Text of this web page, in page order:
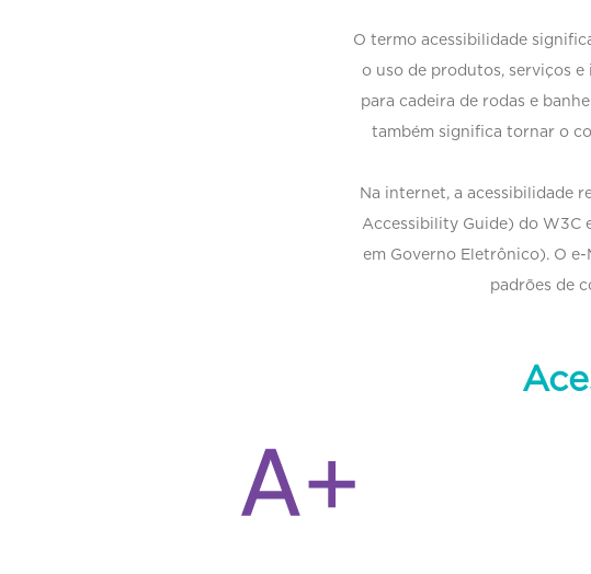
O termo acessibilidade
o uso de produtos, serviços e
para cadeira de rodas e
também significa tornar o
Na internet, a acessibilidade
Accessibility Guide) do W3C
em Governo Eletrônico). O
padrões de